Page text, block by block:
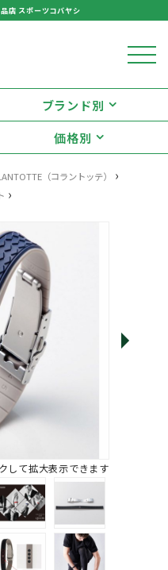
店 スポーツコバヤシ
ブランド別
価格別
（コラントッテ） ›
›
して拡大表示できます